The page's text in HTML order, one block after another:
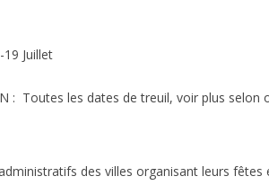
19 Juillet
: Toutes les dates de treuil, voir plus selon
des villes organisant leurs